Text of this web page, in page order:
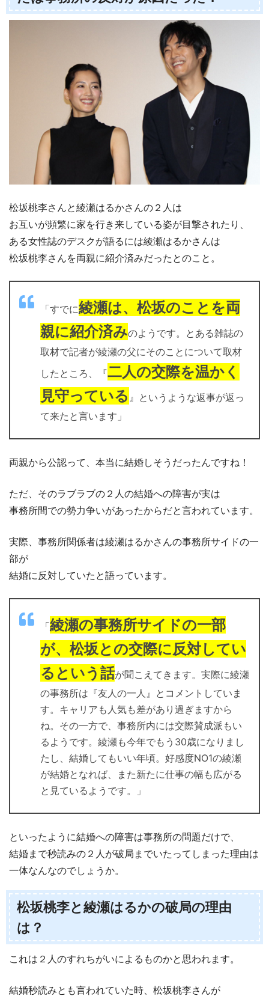
松坂桃李さんと綾瀬はるかさんの２人は
お互いが頻繁に家を行き来している姿が目撃されたり、
ある女性誌のデスクが語るには綾瀬はるかさんは
松坂桃李さんを両親に紹介済みだったとのこと。
「すでに綾瀬は、松坂のことを両
親に紹介済みのようです。とある雑誌の
取材で記者が綾瀬の父にそのことについて取材
したところ、『二人の交際を温かく
見守っている 』というような返事が返っ
て来たと言います」
両親から公認って、本当に結婚しそうだったんですね！
ただ、そのラブラブの２人の結婚への障害が実は
事務所間での勢力争いがあったからだと言われています。
実際、事務所関係者は綾瀬はるかさんの事務所サイドの一
部が
結婚に反対していたと語っています。
「綾瀬の事務所サイドの一部
が、松坂との交際に反対してい
るという話が聞こえてきます。実際に綾瀬
の事務所は『友人の一人』とコメントしていま
す。キャリアも人気も差があり過ぎますから
ね。その一方で、事務所内には交際賛成派もい
るようです。綾瀬も今年でもう30歳になりまし
たし、結婚してもいい年頃。好感度NO1の綾瀬
が結婚となれば、また新たに仕事の幅も広がる
と見ているようです。」
といったように結婚への障害は事務所の問題だけで、
結婚まで秒読みの２人が破局までいたってしまった理由は
一体なんなのでしょうか。
松坂桃李と綾瀬はるかの破局の理由
は？
これは２人のすれちがいによるものかと思われます。
結婚秒読みとも言われていた時、松坂桃李さんが